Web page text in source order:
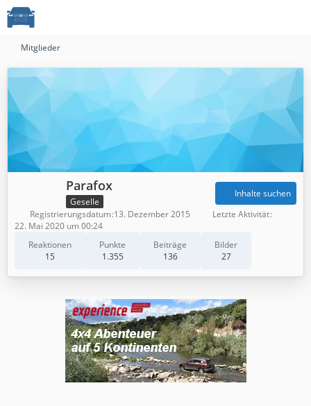
Mitglieder
Parafox
Geselle
Reaktionen
15
Punkte
1.355
Beiträge
136
Bilder
27
Inhalte suchen
Registrierungsdatum 13. Dezember 2015
Letzte Aktivität
22. Mai 2020 um 00:24